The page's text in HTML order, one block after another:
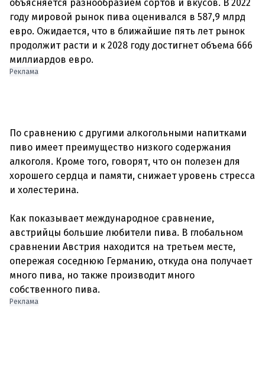
объясняется разнообразием сортов и вкусов. В 2022
году мировой рынок пива оценивался в 587,9 млрд
евро. Ожидается, что в ближайшие пять лет рынок
продолжит расти и к 2028 году достигнет объема 666
Реклама
По сравнению с другими алкогольными напитками
пиво имеет преимущество низкого содержания
алкоголя. Кроме того, говорят, что он полезен для
хорошего сердца и памяти, снижает уровень стресса
и холестерина.
Как показывает международное сравнение,
австрийцы большие любители пива. В глобальном
сравнении Австрия находится на третьем месте,
опережая соседнюю Германию, откуда она получает
много пива, но также производит много
Реклама